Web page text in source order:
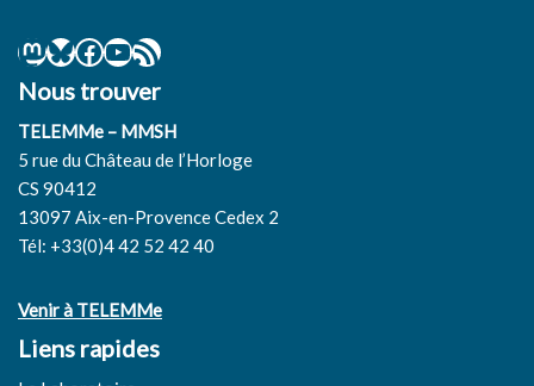
Nous trouver
TELEMMe – MMSH
5 rue du Château de l’Horloge
CS 90412
13097 Aix-en-Provence Cedex 2
Tél: +33(0)4 42 52 42 40
Venir à TELEMMe
Liens rapides